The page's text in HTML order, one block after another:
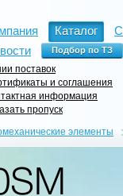
Каталог
поставок
и соглашения
информация
пропуск
элементы